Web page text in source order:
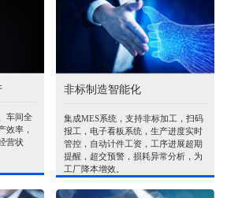
车间全
效率，
营状
非标制造智能化
集成MES系统，支持非标加工，扫码
报工，电子看板系统，生产进度实时
管控，自动计件工资，工序进展超期
提醒，超交预警，损耗异常分析，为
工厂降本增效。